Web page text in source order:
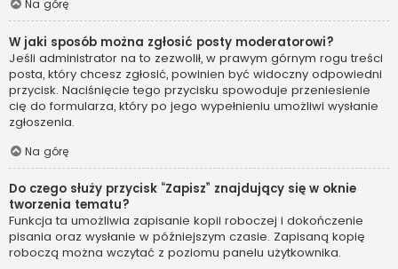
Na górę
W jaki sposób można zgłosić posty moderatorowi?
Jeśli administrator na to zezwolił, w prawym górnym rogu treści
posta, który chcesz zgłosić, powinien być widoczny odpowiedni
przycisk. Naciśnięcie tego przycisku spowoduje przeniesienie
cię do formularza, który po jego wypełnieniu umożliwi wysłanie
zgłoszenia.
Na górę
Do czego służy przycisk “Zapisz” znajdujący się w oknie
tworzenia tematu?
Funkcja ta umożliwia zapisanie kopii roboczej i dokończenie
pisania oraz wysłanie w późniejszym czasie. Zapisaną kopię
roboczą można wczytać z poziomu panelu użytkownika.